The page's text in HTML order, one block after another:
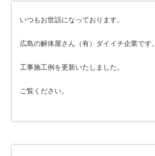
いつもお世話になっております。
広島の解体屋さん（有）ダイイチ企業です。
工事施工例を更新いたしました。
ご覧ください。